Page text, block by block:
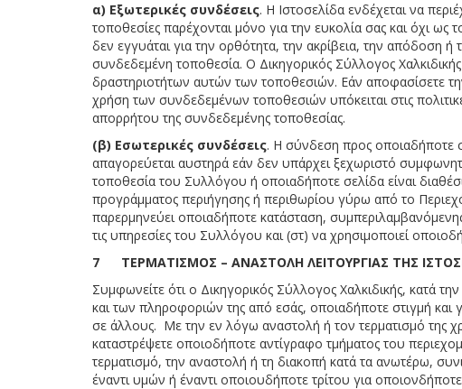
α) Εξωτερικές συνδέσεις. Η Ιστοσελίδα ενδέχεται να
τοποθεσίες παρέχονται μόνο για την ευκολία σας και όχι
δεν εγγυάται για την ορθότητα, την ακρίβεια, την απόδοση
συνδεδεμένη τοποθεσία. Ο Δικηγορικός Σύλλογος
δραστηριοτήτων αυτών των τοποθεσιών. Εάν αποφασίσετε
χρήση των συνδεδεμένων τοποθεσιών υπόκειται στις
απορρήτου της συνδεδεμένης τοποθεσίας.
(β) Εσωτερικές συνδέσεις. Η σύνδεση προς οποιαδήποτε
απαγορεύεται αυστηρά εάν δεν υπάρχει ξεχωριστό
τοποθεσία του Συλλόγου ή οποιαδήποτε σελίδα είναι
προγράμματος περιήγησης ή περιθωρίου γύρω από το
παρερμηνεύει οποιαδήποτε κατάσταση,
τις υπηρεσίες του Συλλόγου και (στ) να χρησιμοποιεί
7 ΤΕΡΜΑΤΙΣΜΟΣ – ΑΝΑΣΤΟΛΗ ΛΕΙΤΟΥΡΓΙΑΣ ΤΗΣ
Συμφωνείτε ότι ο Δικηγορικός Σύλλογος Χαλκιδικής, κατά
και των πληροφοριών της από εσάς, οποιαδήποτε στιγμή και
σε άλλους. Με την εν λόγω αναστολή ή τον τερματισμό της
καταστρέψετε οποιοδήποτε αντίγραφο τμήματος του
τερματισμό, την αναστολή ή τη διακοπή κατά τα ανωτέρω,
έναντι υμών ή έναντι οποιουδήποτε τρίτου για